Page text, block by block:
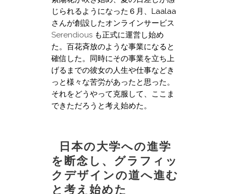
じられるようになった６月、Laalaa
さんが創設したオンラインサービス
Serendious も正式に運営し始め
た。百花斉放のような事業になると
確信した。同時にその事業を立ち上
げるまでの彼女の人生や仕事などき
っと様々な苦労があったと思った。
それをどうやって克服して、ここま
できただろうと考え始めた。
日本の大学への進学
を断念し、グラフィッ
クデザインの道へ進む
と考え始めた